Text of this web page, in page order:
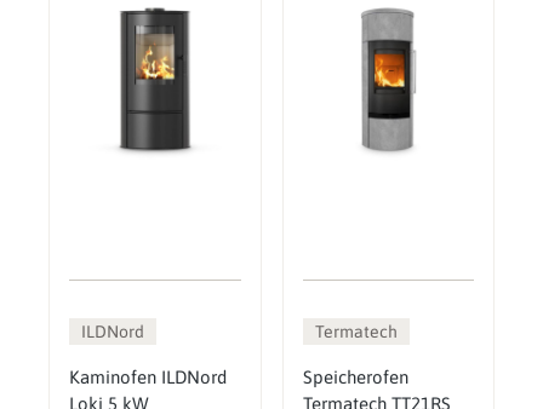
ILDNord
Kaminofen ILDNord
Loki 5 kW
Termatech
Speicherofen
Termatech TT21RS